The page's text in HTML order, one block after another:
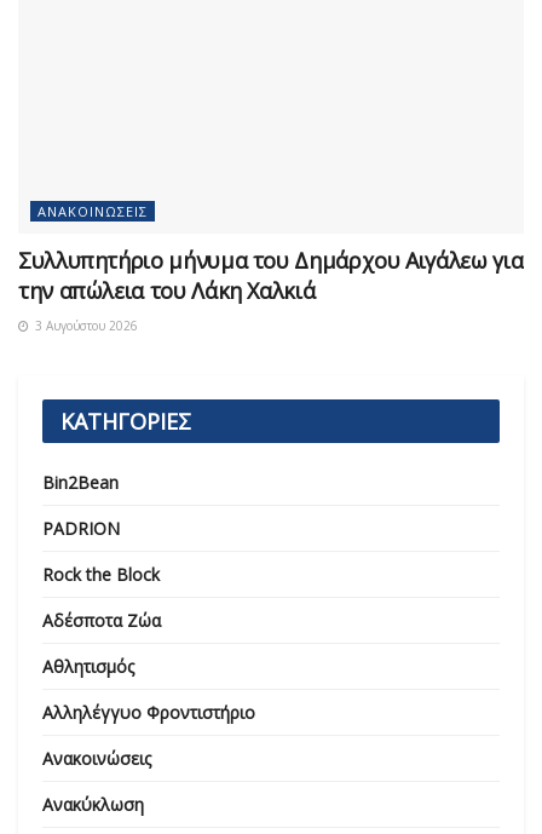
ΑΝΑΚΟΙΝΏΣΕΙΣ
Συλλυπητήριο μήνυμα του Δημάρχου Αιγάλεω για
την απώλεια του Λάκη Χαλκιά
3 Αυγούστου 2026
ΚΑΤΗΓΟΡΙΕΣ
Bin2Bean
PADRION
Rock the Block
Αδέσποτα Ζώα
Αθλητισμός
Αλληλέγγυο Φροντιστήριο
Ανακοινώσεις
Ανακύκλωση